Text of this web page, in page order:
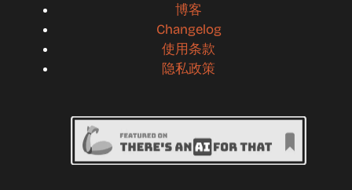
博客
Changelog
使用条款
隐私政策